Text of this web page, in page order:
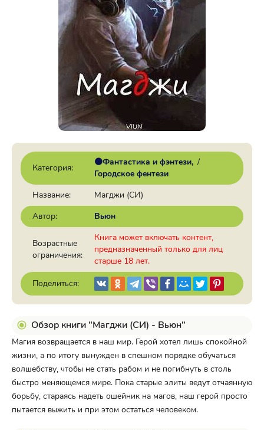
Категория:
🟠Фантастика и фэнтези /
Городское фентези
Название:
Магджи (СИ)
Автор:
Вьюн
Возрастные
ограничения:
Книга может включать контент,
предназначенный только для лиц
старше 18 лет.
Поделиться:
Обзор книги "Магджи (СИ) - Вьюн"
Магия возвращается в наш мир. Герой хотел лишь спокойной
жизни, а по итогу вынужден в спешном порядке обучаться
волшебству, чтобы не стать рабом и не погибнуть в столь
быстро меняющемся мире. Пока старые элиты ведут отчаянную
борьбу, стараясь надеть ошейник на магов, наш герой просто
пытается выжить и при этом остаться человеком.